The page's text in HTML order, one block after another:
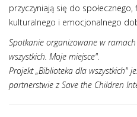
przyczyniają się do społecznego,
kulturalnego i emocjonalnego
Spotkanie organizowane w
wszystkich. Moje miejsce".
Projekt „Biblioteka dla wszystkich"
partnerstwie z Save the Children